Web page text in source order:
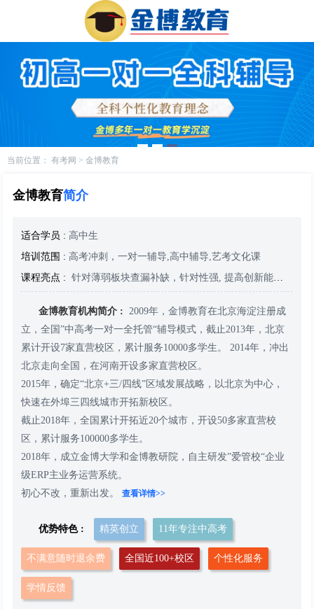
当前位置： 有考网 > 金博教育
金博教育简介
适合学员 : 高中生
培训范围 : 高考冲刺，一对一辅导,高中辅导,艺考文化课
课程亮点 :
针对薄弱板块查漏补缺，针对性强, 提高创新能力，及时解决学习问题,缩短学生质疑探索问题时间
金博教育机构简介 :
2009年，金博教育在北京海淀注册成
立，全国”中高考一对一全托管“辅导模式，截止2013年，北京
累计开设7家直营校区，累计服务10000多学生。 2014年，冲出
北京走向全国，在河南开设多家直营校区。
2015年，确定“北京+三/四线”区域发展战略，以北京为中心，
快速在外埠三四线城市开拓新校区。
截止2018年，全国累计开拓近20个城市，开设50多家直营校
区，累计服务100000多学生。
2018年，成立金博大学和金博教研院，自主研发”爱管校“企业
级ERP主业务运营系统。
初心不改，重新出发。
查看详情>>
优势特色 : 精英创立 11年专注中高考
不满意随时退余费 全国近100+校区 个性化服务
学情反馈